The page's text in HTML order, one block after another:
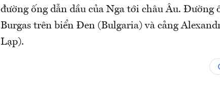
đường ống dẫn dầu của Nga tới châu Âu. Đường
Burgas trên biển Đen (Bulgaria) và cảng
Lạp).